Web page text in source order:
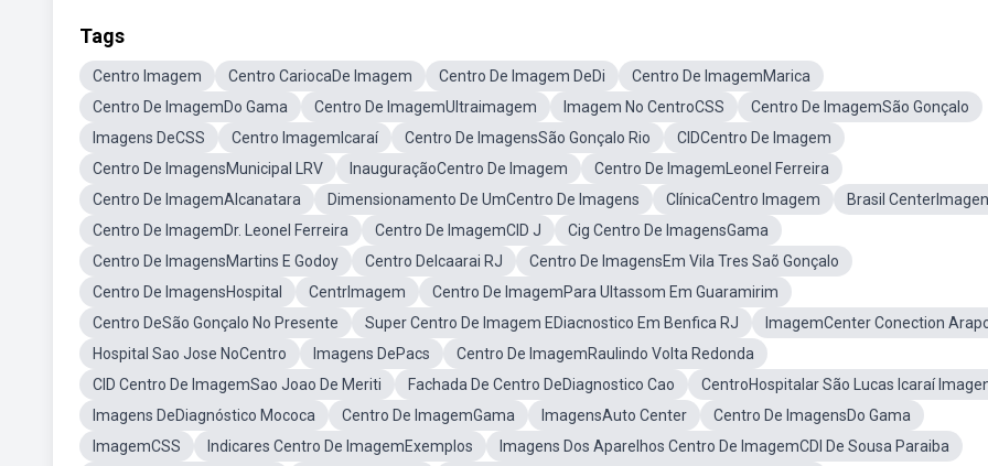
Tags
Centro Imagem Centro CariocaDe Imagem Centro De Imagem DeDi
Centro De ImagemMarica
Centro De ImagemDo Gama
Centro De ImagemUltraimagem Imagem No CentroCSS
Centro De ImagemSão Gonçalo
Imagens DeCSS
Centro ImagemIcaraí Centro De ImagensSão Gonçalo Rio
CIDCentro De Imagem
Centro De ImagensMunicipal LRV
InauguraçãoCentro De Imagem
Centro De ImagemLeonel Ferreira
Centro De ImagemAlcanatara
Dimensionamento De UmCentro De Imagens ClínicaCentro Imagem
Brasil
Centro De ImagemDr. Leonel Ferreira
Centro De ImagemCID J
Cig Centro De ImagensGama
Centro De ImagensMartins E Godoy
Centro DeIcaarai RJ
Centro De ImagensEm Vila Tres Saõ Gonçalo
Centro De ImagensHospital
CentrImagem
Centro De ImagemPara Ultassom Em Guaramirim
Centro DeSão Gonçalo No Presente
Super Centro De Imagem EDiacnostico Em Benfica RJ
ImagemCenter Conection
Hospital Sao Jose NoCentro
Imagens DePacs
Centro De ImagemRaulindo Volta Redonda
CID Centro De ImagemSao Joao De Meriti
Fachada De Centro DeDiagnostico Cao
CentroHospitalar São Lucas Icaraí
Imagens DeDiagnóstico Mococa
Centro De ImagemGama ImagensAuto Center
Centro De ImagensDo Gama
ImagemCSS
Indicares Centro De ImagemExemplos
Imagens Dos Aparelhos Centro De ImagemCDI De Sousa Paraiba